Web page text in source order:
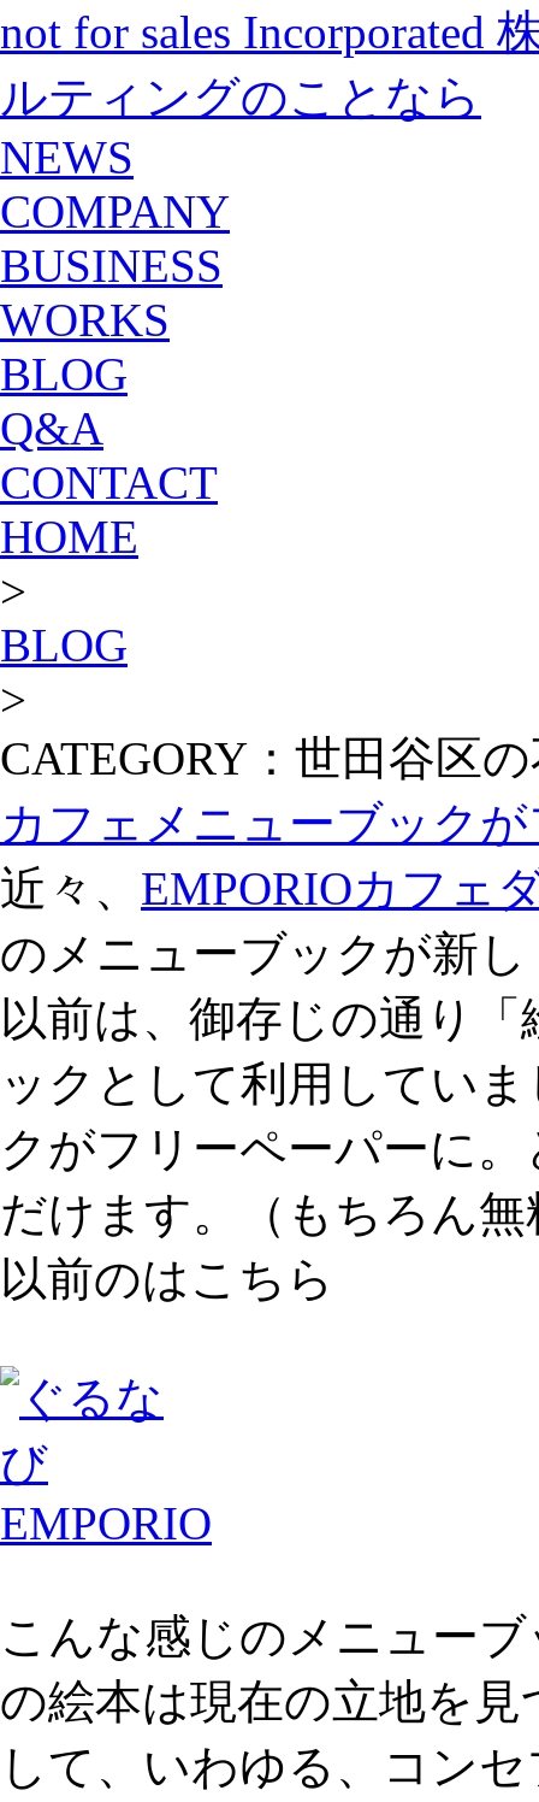
not for sales Incorporated
ルティングのことなら
NEWS
COMPANY
BUSINESS
WORKS
BLOG
Q&A
CONTACT
HOME
>
BLOG
>
CATEGORY：世田谷区
カフェメニューブック
近々、 EMPORIOカフェ
のメニューブックが新
以前は、御存じの通り
ックとして利用してい
クがフリーペーパーに
だけます。（もちろん無
以前のはこちら
こんな感じのメニュー
の絵本は現在の立地を
して、いわゆる、コン